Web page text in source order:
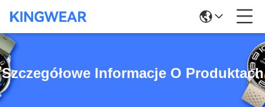
Szczegółowe Informacje O Produktach